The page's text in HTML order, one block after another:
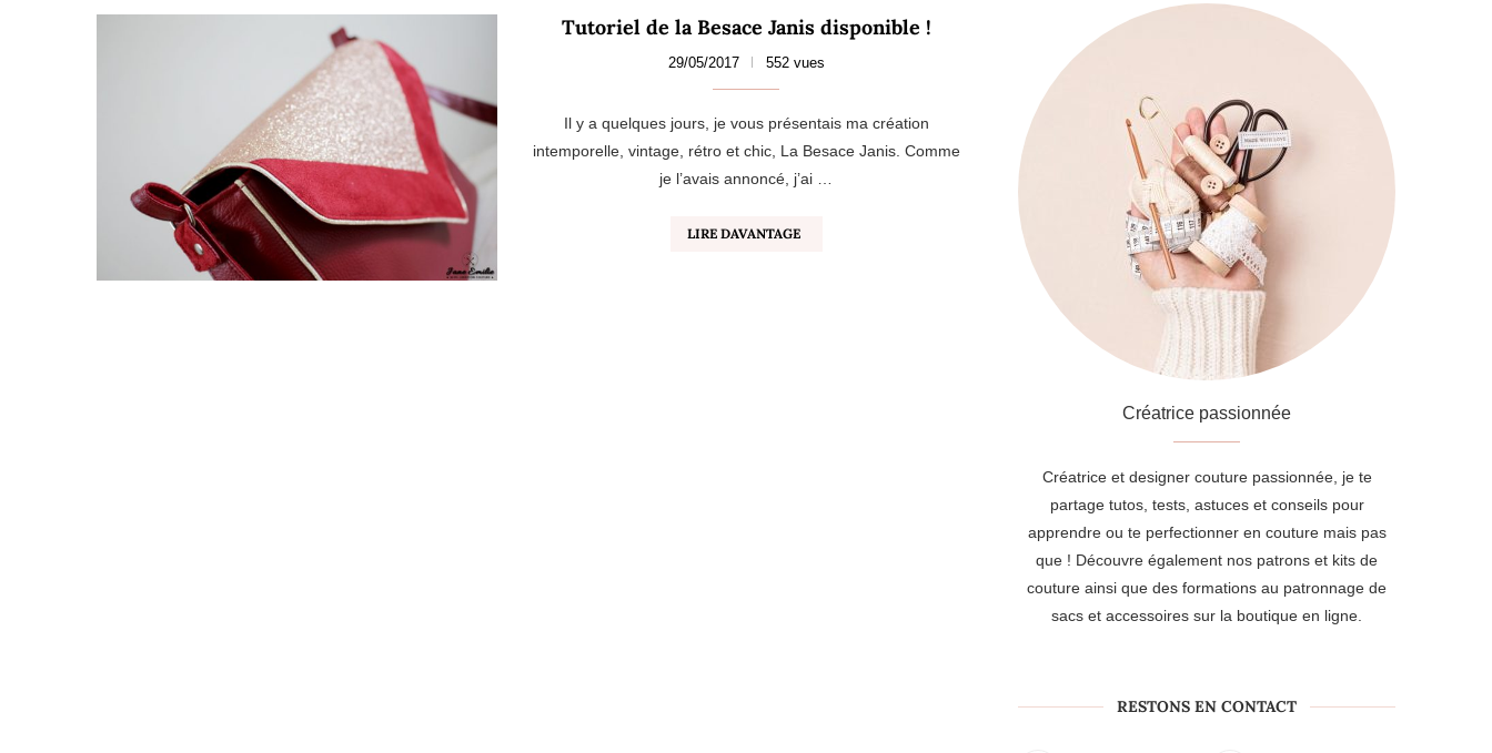
Tutoriel de la Besace Janis disponible !
29/05/2017 552 vues
Il y a quelques jours, je vous présentais ma création
intemporelle, vintage, rétro et chic, La Besace Janis. Comme
je l’avais annoncé, j’ai …
LIRE DAVANTAGE
Créatrice passionnée
Créatrice et designer couture passionnée, je te
partage tutos, tests, astuces et conseils pour
apprendre ou te perfectionner en couture mais pas
que ! Découvre également nos patrons et kits de
couture ainsi que des formations au patronnage de
sacs et accessoires sur la boutique en ligne.
RESTONS EN CONTACT